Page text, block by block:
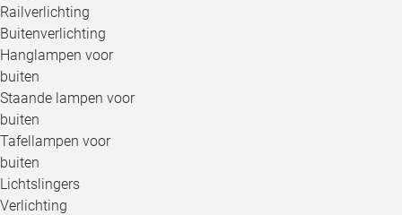
Railverlichting
Buitenverlichting
Hanglampen voor
buiten
Staande lampen voor
buiten
Tafellampen voor
buiten
Lichtslingers
Verlichting